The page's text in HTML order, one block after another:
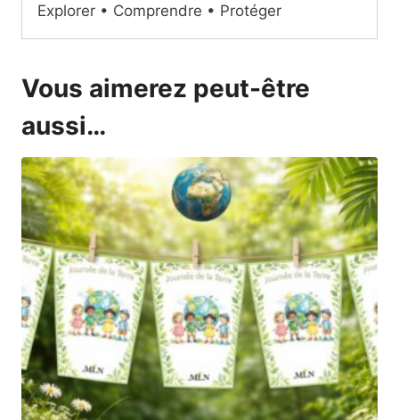
Explorer • Comprendre • Protéger
Vous aimerez peut-être
aussi…